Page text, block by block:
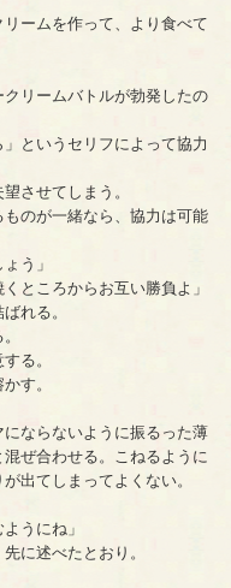
ームを作って、より食べて
リームバトルが勃発したの
というセリフによって協力
させてしまう。
のが一緒なら、協力は可能
う」
ところからお互い勝負よ」
れる。
る。
す。
ならないように振るった薄
ぜ合わせる。こねるように
出てしまってよくない。
うにね」
に述べたとおり。